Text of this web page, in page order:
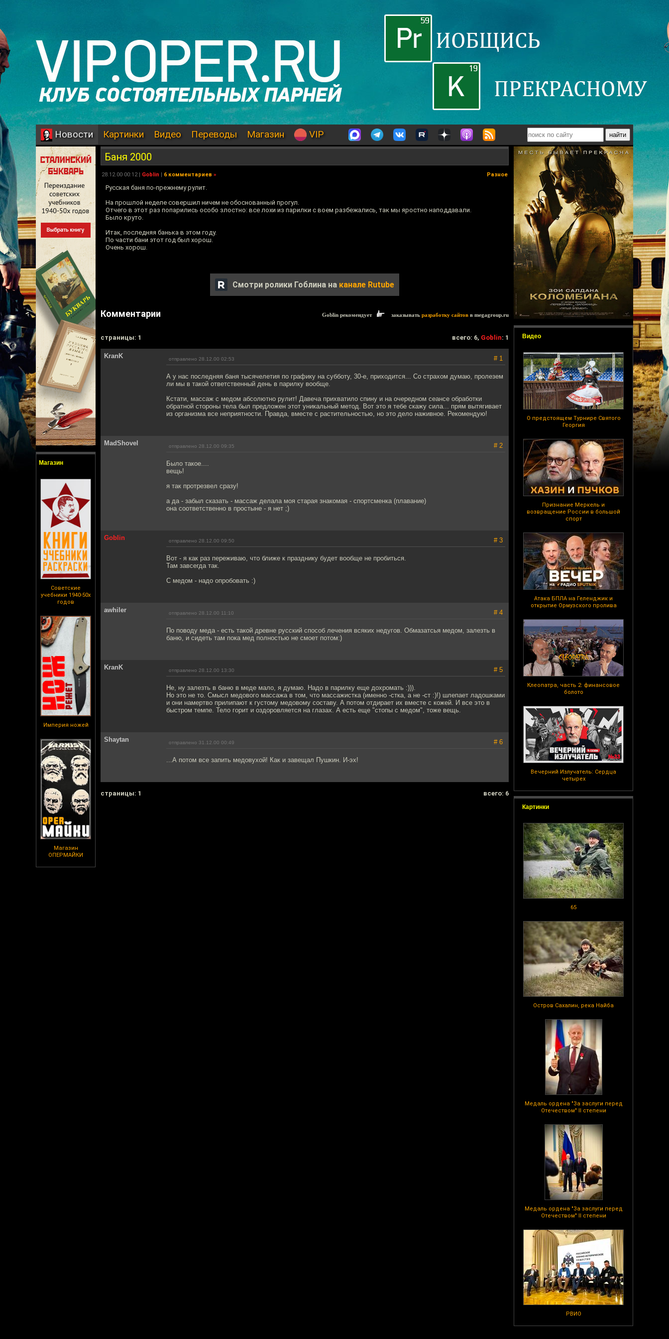
Новости Картинки Видео Переводы Магазин VIP
Магазин
Советские
учебники 1940-50х
годов
Империя ножей
Магазин
ОПЕРМАЙКИ
Видео
О предстоящем Турнире Святого
Георгия
Признание Меркель и
возвращение России в большой
спорт
Атака БПЛА на Геленджик и
открытие Ормузского пролива
Клеопатра, часть 2: финансовое
болото
Вечерний Излучатель: Сердца
четырех
Картинки
65
Остров Сахалин, река Найба
Медаль ордена "За заслуги перед
Отечеством" II степени
Медаль ордена "За заслуги перед
Отечеством" II степени
РВИО
Баня 2000
28.12.00 00:12 | Goblin | 6 комментариев » Разное
Русская баня по-прежнему рулит.
На прошлой неделе совершил ничем не обоснованный прогул.
Отчего в этот раз попарились особо злостно: все лохи из парилки с воем разбежались, так мы яростно наподдавали.
Было круто.
Итак, последняя банька в этом году.
По части бани этот год был хорош.
Очень хорош.
Смотри ролики Гоблина на канале Rutube
Комментарии Goblin рекомендует заказывать разработку сайтов в megagroup.ru
cтраницы: 1 всего: 6, Goblin: 1
KranK отправлено 28.12.00 02:53 # 1
А у нас последняя баня тысячелетия по графику на субботу, 30-е, приходится... Со страхом думаю, пролезем
ли мы в такой ответственный день в парилку вообще.
Кстати, массаж с медом абсолютно рулит! Давеча прихватило спину и на очередном сеансе обработки
обратной стороны тела был предложен этот уникальный метод. Вот это я тебе скажу сила... прям вытягивает
из организма все неприятности. Правда, вместе с растительностью, но это дело наживное. Рекомендую!
MadShovel отправлено 28.12.00 09:35 # 2
Было такое....
вещь!
я так протрезвел сразу!
а да - забыл сказать - массаж делала моя старая знакомая - спортсменка (плавание)
она соответственно в простыне - я нет ;)
Goblin отправлено 28.12.00 09:50 # 3
Вот - я как раз переживаю, что ближе к празднику будет вообще не пробиться.
Там завсегда так.
С медом - надо опробовать :)
awhiler отправлено 28.12.00 11:10 # 4
По поводу меда - есть такой древне русский способ лечения всяких недугов. Обмазатсья медом, залезть в
баню, и сидеть там пока мед полностью не смоет потом:)
KranK отправлено 28.12.00 13:30 # 5
Не, ну залезть в баню в меде мало, я думаю. Надо в парилку еще дохромать :))).
Но это не то. Смысл медового массажа в том, что массажистка (именно -стка, а не -cт :)!) шлепает ладошками
и они намертво прилипают к густому медовому составу. А потом отдирает их вместе с кожей. И все это в
быстром темпе. Тело горит и оздоровляется на глазах. А есть еще "стопы с медом", тоже вещь.
Shaytan отправлено 31.12.00 00:49 # 6
...А потом все запить медовухой! Как и завещал Пушкин. И-эх!
cтраницы: 1 всего: 6